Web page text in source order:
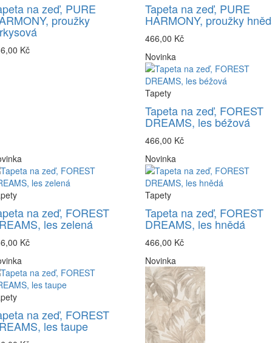
na zeď, PURE
proužky
Kč
Tapeta na zeď, PURE
HARMONY, proužky
466,00 Kč
Novinka
Tapety
Tapeta na zeď, FOREST
DREAMS, les béžová
466,00 Kč
na zeď, FOREST
les zelená
Kč
Novinka
Tapety
Tapeta na zeď, FOREST
DREAMS, les hnědá
466,00 Kč
na zeď, FOREST
les taupe
Novinka